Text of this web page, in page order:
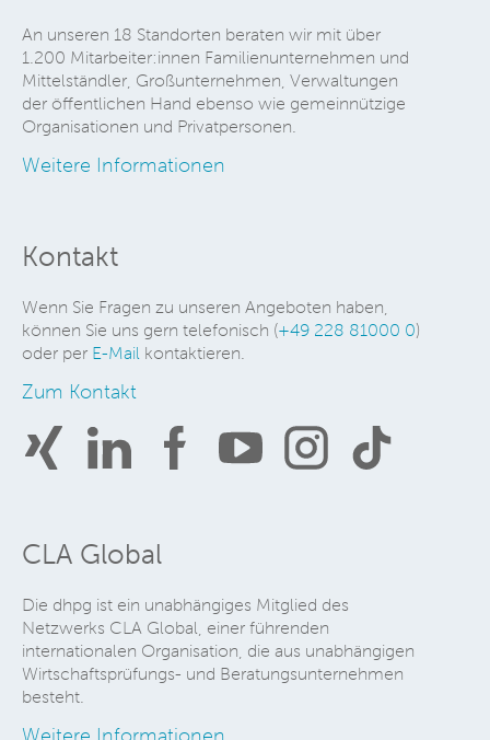
An unseren 18 Standorten beraten wir mit über
1.200 Mitarbeiter:innen Familienunternehmen und
Mittelständler, Großunternehmen, Verwaltungen
der öffentlichen Hand ebenso wie gemeinnützige
Organisationen und Privatpersonen.
Weitere Informationen
Kontakt
Wenn Sie Fragen zu unseren Angeboten haben,
können Sie uns gern telefonisch (+49 228 81000 0)
oder per E-Mail kontaktieren.
Zum Kontakt
CLA Global
Die dhpg ist ein unabhängiges Mitglied des
Netzwerks CLA Global, einer führenden
internationalen Organisation, die aus unabhängigen
Wirtschaftsprüfungs- und Beratungsunternehmen
besteht.
Weitere Informationen